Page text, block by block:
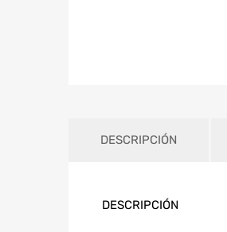
DESCRIPCIÓN
DESCRIPCIÓN